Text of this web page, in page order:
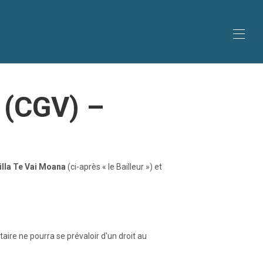
–
Te Vai Moana (ci-après « le Bailleur ») et
ne pourra se prévaloir d'un droit au